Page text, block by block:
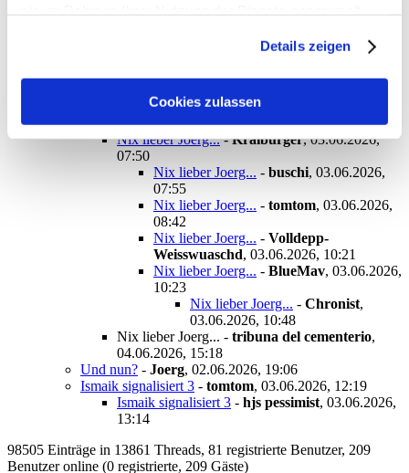
Sie unsere Webseite weiterhin nutzen.
Details zeigen
Cookies zulassen
tribuna del
03.06.2026, 20:56
Nix lieber Joerg...-tomtom,03.06.2026, 07:26
Nix lieber Joerg...-Kraiburger,03.06.2026,
07:50
Nix lieber Joerg... - buschi, 03.06.2026,
07:55
Nix lieber Joerg... - tomtom, 03.06.2026,
08:42
Nix lieber Joerg... - Volldepp-
Weisswuaschd, 03.06.2026, 10:21
Nix lieber Joerg... - BlueMav, 03.06.2026,
10:23
Nix lieber Joerg... - Chronist,
03.06.2026, 10:48
Nix lieber Joerg... - tribuna del cementerio,
04.06.2026, 15:18
Und nun? - Joerg, 02.06.2026, 19:06
Ismaik signalisiert 3 - tomtom, 03.06.2026, 12:19
Ismaik signalisiert 3 - hjs pessimist, 03.06.2026,
13:14
98505 Einträge in 13861 Threads, 81 registrierte Benutzer, 209
Benutzer online (0 registrierte, 209 Gäste)